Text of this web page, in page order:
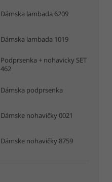
Dámska lambada 6209
Dámska lambada 1019
Podprsenka + nohavicky SET
462
Dámska podprsenka
Dámske nohavičky 0021
Dámske nohavičky 8759